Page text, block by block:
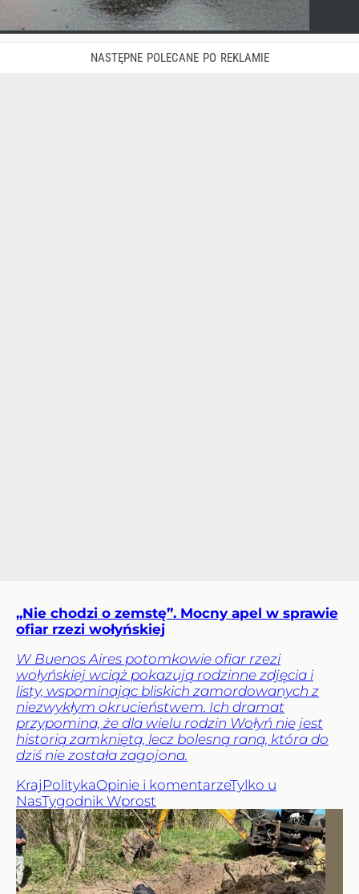
„Nie chodzi o zemstę”. Mocny apel w sprawie
ofiar rzezi wołyńskiej
W Buenos Aires potomkowie ofiar rzezi
wołyńskiej wciąż pokazują rodzinne zdjęcia i
listy, wspominając bliskich zamordowanych z
niezwykłym okrucieństwem. Ich dramat
przypomina, że dla wielu rodzin Wołyń nie jest
historią zamkniętą, lecz bolesną raną, która do
dziś nie została zagojona.
Kraj PolitykaOpinie i komentarzeTylko u
NasTygodnik Wprost